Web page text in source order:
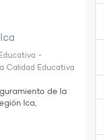
-
Calidad Educativa
de la
Ica,